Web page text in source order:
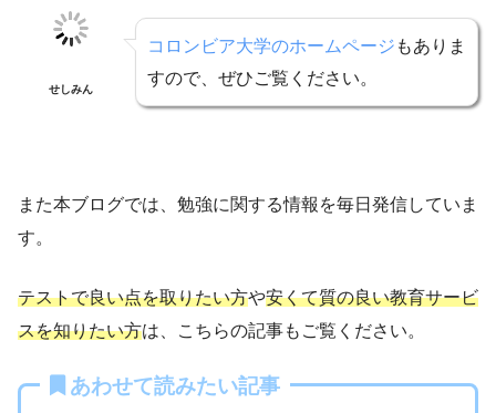
せしみん
コロンビア大学のホームページ もありま
すので、ぜひご覧ください。
また本ブログでは、勉強に関する情報を毎日発信していま
す。
テストで良い点を取りたい方や安くて質の良い教育サービ
スを知りたい方は、こちらの記事もご覧ください。
あわせて読みたい記事